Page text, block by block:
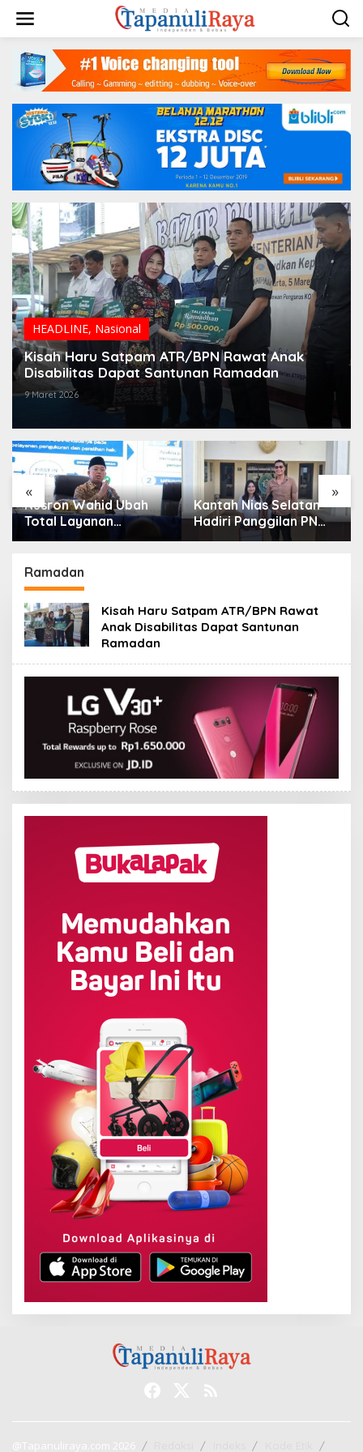
konten
HEADLINE, Nasional
Kisah Haru Satpam ATR/BPN Rawat Anak
Disabilitas Dapat Santunan Ramadan
9 Maret 2026
« »
Nusron Wahid Ubah
Total Layanan
ATR/BPN, Berkas
Rampung Maksimal 10
Hari
Kantah Nias Selatan
Hadiri Panggilan PN
Gunungsitoli Terkait
Ramadan
Kisah Haru Satpam ATR/BPN Rawat
Anak Disabilitas Dapat Santunan
Ramadan